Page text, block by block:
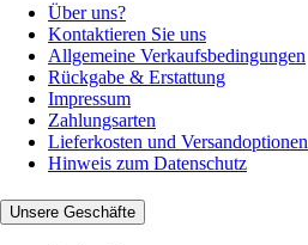
Über uns?
Kontaktieren Sie uns
Allgemeine Verkaufsbedingungen
Rückgabe & Erstattung
Impressum
Zahlungsarten
Lieferkosten und Versandoptionen
Hinweis zum Datenschutz
Unsere Geschäfte